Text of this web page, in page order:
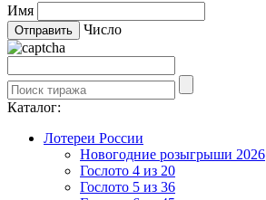
Имя
Число
Каталог:
Лотереи России
Новогодние розыгрыши 2026
Гослото 4 из 20
Гослото 5 из 36